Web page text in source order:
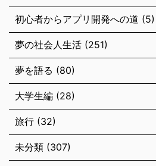
初心者からアプリ開発への道 (5)
夢の社会人生活 (251)
夢を語る (80)
大学生編 (28)
旅行 (32)
未分類 (307)